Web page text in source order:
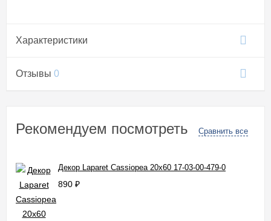
Характеристики
Отзывы 0
Рекомендуем посмотреть Сравнить все
Декор Laparet Cassiopea 20x60 17-03-00-479-0
890 ₽